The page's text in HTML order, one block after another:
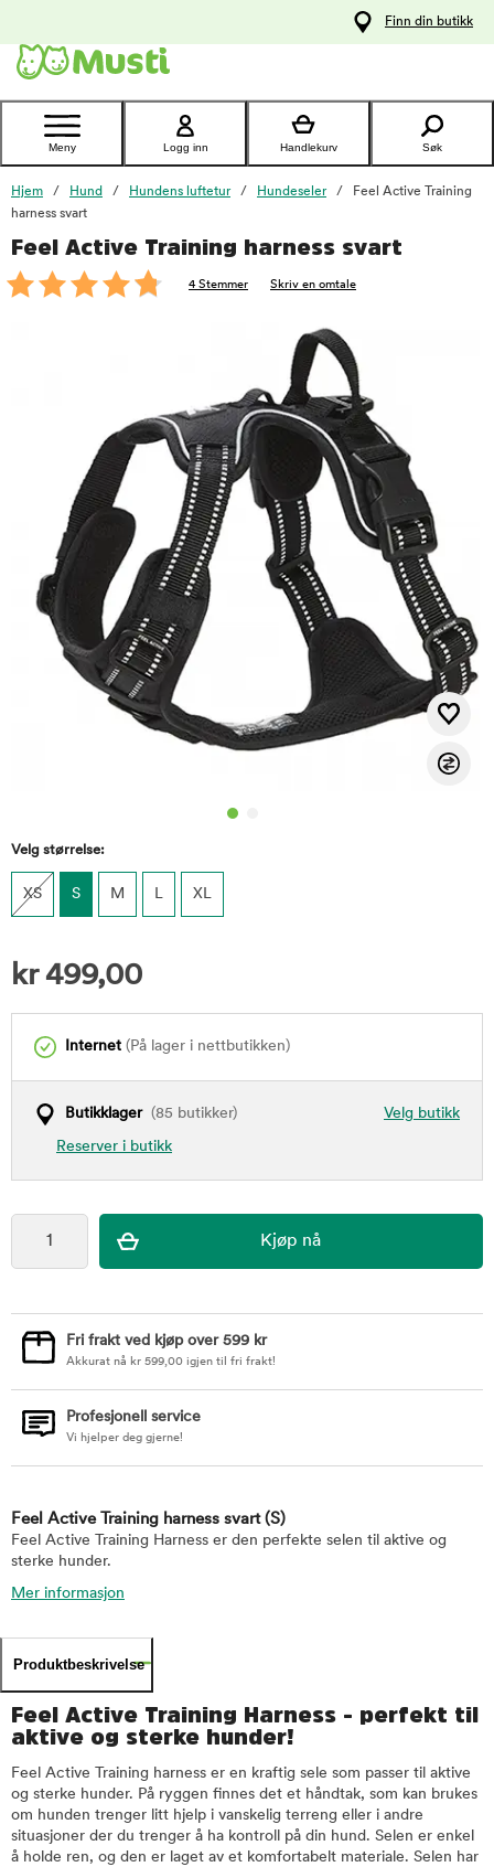
Kontakt
kundeservice
Finn din butikk
Meny Logg inn Handlekurv Søk
Hjem Hund Hundens luftetur Hundeseler
Feel Active Training
harness svart
Feel Active Training harness svart
4 Stemmer Skriv en omtale
Velg størrelse:
XS S M L XL
kr 499,00
Internet (På lager i nettbutikken)
Velg butikk
Butikklager(85 butikker)
Reserver i butikk
foo
Fri frakt ved kjøp over 599 kr
Akkurat nå kr 599,00 igjen til fri frakt!
Profesjonell service
Vi hjelper deg gjerne!
Feel Active Training harness svart (S)
Feel Active Training Harness er den perfekte selen til aktive og
sterke hunder.
Mer informasjon
Produktbeskrivelse
Feel Active Training Harness - perfekt til
aktive og sterke hunder!
Feel Active Training harness er en kraftig sele som passer til aktive
og sterke hunder. På ryggen finnes det et håndtak, som kan brukes
om hunden trenger litt hjelp i vanskelig terreng eller i andre
situasjoner der du trenger å ha kontroll på din hund. Selen er enkel
å holde ren, og den er laget av et komfortabelt materiale. Selen har